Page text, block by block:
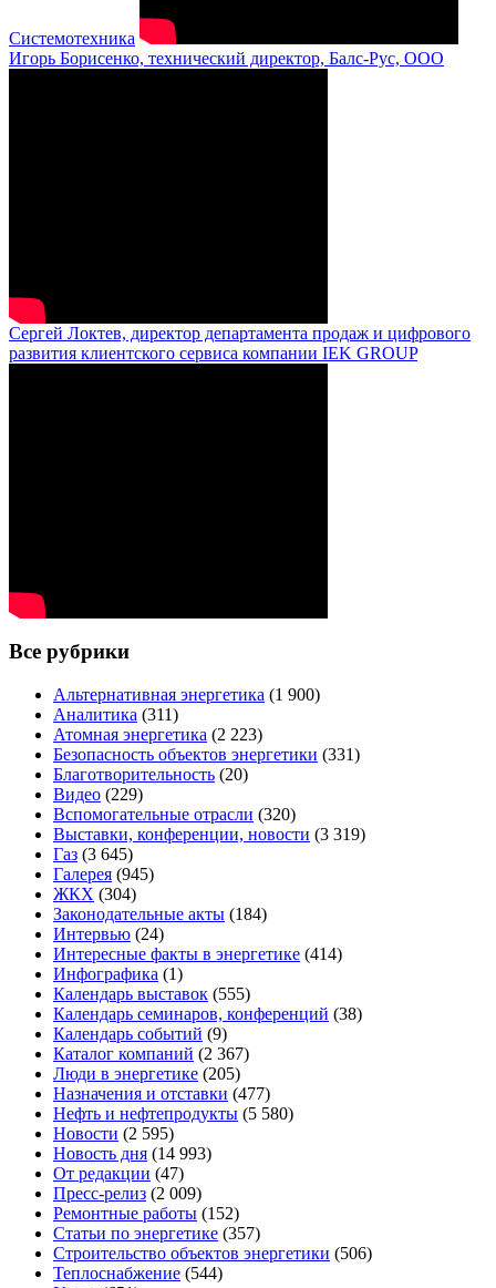
Системотехника
Игорь Борисенко, технический директор, Балс-Рус, ООО
Сергей Локтев, директор департамента продаж и цифрового
развития клиентского сервиса компании IEK GROUP
Все рубрики
Альтернативная энергетика (1 900)
Аналитика (311)
Атомная энергетика (2 223)
Безопасность объектов энергетики (331)
Благотворительность (20)
Видео (229)
Вспомогательные отрасли (320)
Выставки, конференции, новости (3 319)
Газ (3 645)
Галерея (945)
ЖКХ (304)
Законодательные акты (184)
Интервью (24)
Интересные факты в энергетике (414)
Инфографика (1)
Календарь выставок (555)
Календарь семинаров, конференций (38)
Календарь событий (9)
Каталог компаний (2 367)
Люди в энергетике (205)
Назначения и отставки (477)
Нефть и нефтепродукты (5 580)
Новости (2 595)
Новость дня (14 993)
От редакции (47)
Пресс-релиз (2 009)
Ремонтные работы (152)
Статьи по энергетике (357)
Строительство объектов энергетики (506)
Теплоснабжение (544)